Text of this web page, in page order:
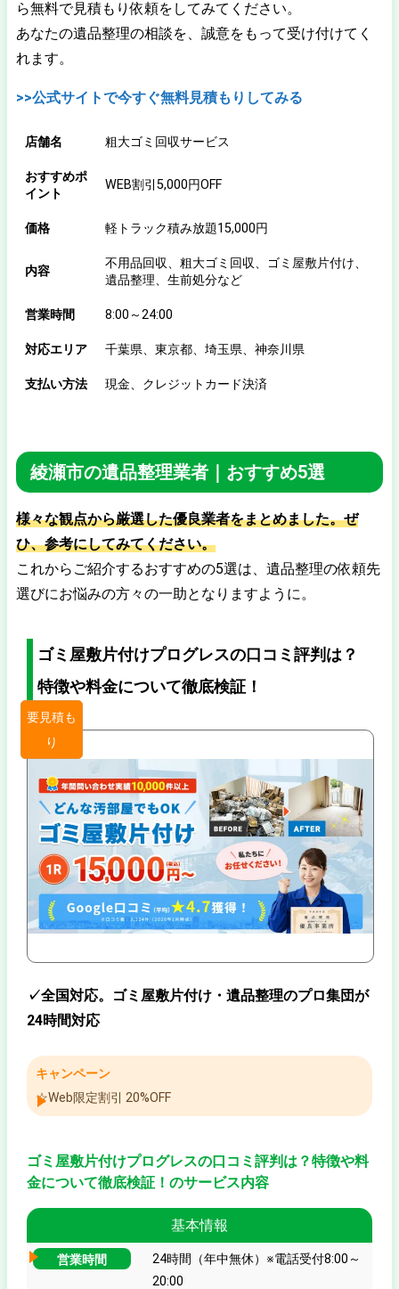
ら無料で見積もり依頼をしてみてください。
あなたの遺品整理の相談を、誠意をもって受け付けてく
れます。
>>公式サイトで今すぐ無料見積もりしてみる
店舗名 粗大ゴミ回収サービス
おすすめポ
イント
WEB割引5,000円OFF
価格 軽トラック積み放題15,000円
内容
不用品回収、粗大ゴミ回収、ゴミ屋敷片付け、
遺品整理、生前処分など
営業時間 8:00～24:00
対応エリア 千葉県、東京都、埼玉県、神奈川県
支払い方法 現金、クレジットカード決済
綾瀬市の遺品整理業者｜おすすめ5選
様々な観点から厳選した優良業者をまとめました。ぜ
ひ、参考にしてみてください。
これからご紹介するおすすめの5選は、遺品整理の依頼先
選びにお悩みの方々の一助となりますように。
ゴミ屋敷片付けプログレスの口コミ評判は？
特徴や料金について徹底検証！
要見積も
り
✓全国対応。ゴミ屋敷片付け・遺品整理のプロ集団が
24時間対応
キャンペーン
☆Web限定割引 20%OFF
ゴミ屋敷片付けプログレスの口コミ評判は？特徴や料
金について徹底検証！のサービス内容
基本情報
営業時間
24時間（年中無休）※電話受付8:00～
20:00